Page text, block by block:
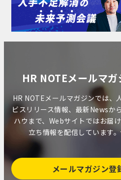
HR NOTEメールマガ
HR NOTEメールマガジンでは、
ビスリリース情報、最新Newsか
ハウまで、Webサイトではお届
立ち情報を配信しています
メールマガジン登